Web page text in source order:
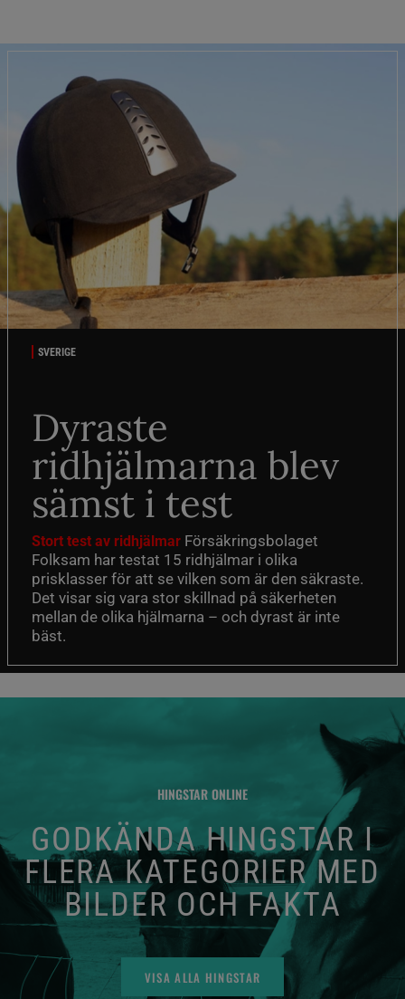
SVERIGE
Dyraste
ridhjälmarna blev
sämst i test
Stort test av ridhjälmar Försäkringsbolaget
Folksam har testat 15 ridhjälmar i olika
prisklasser för att se vilken som är den säkraste.
Det visar sig vara stor skillnad på säkerheten
mellan de olika hjälmarna – och dyrast är inte
bäst.
HINGSTAR ONLINE
GODKÄNDA HINGSTAR I
FLERA KATEGORIER MED
BILDER OCH FAKTA
VISA ALLA HINGSTAR